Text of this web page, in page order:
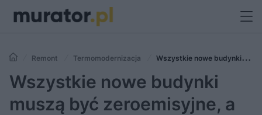
Remont Termomodernizacja
Wszystkie nowe budynki
muszą być zeroemisyjne, a istniejące zmodernizowane. Oto zasady
unijnej dyrektywy budynkowej
Wszystkie nowe budynki
muszą być zeroemisyjne, a